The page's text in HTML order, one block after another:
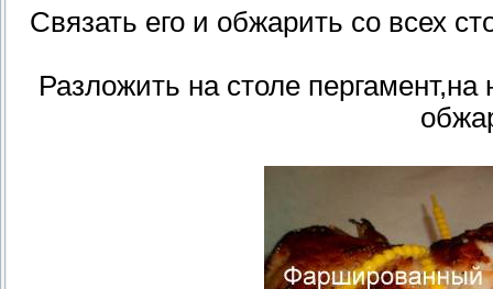
Связать его и обжарить со всех
Разложить на столе